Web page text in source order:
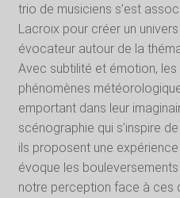
trio de musiciens s’est
Lacroix pour créer un
évocateur autour de la
Avec subtilité et émotion,
phénomènes
emportant dans leur
scénographie qui s’inspire
ils proposent une
évoque les
notre perception face à ces